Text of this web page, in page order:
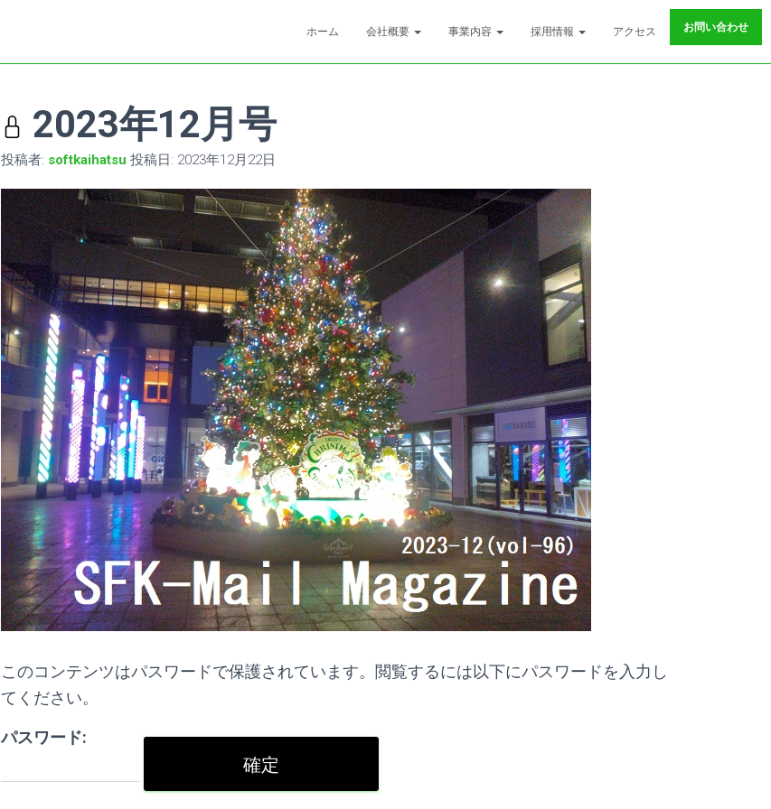
ホーム 会社概要 事業内容 採用情報 アクセス お問い合わせ
2023年12月号
投稿者: softkaihatsu 投稿日: 2023年12月22日
このコンテンツはパスワードで保護されています。閲覧するには以下にパスワードを入力し
てください。
パスワード: